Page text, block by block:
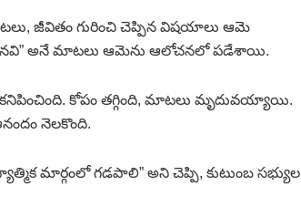
జీవితం గురించి చెప్పిన విషయాలు ఆమె
అనే మాటలు ఆమెను ఆలోచనలో పడేశాయి.
కోపం తగ్గింది, మాటలు మృదువయ్యాయి.
నెలకొంది.
మార్గంలో గడపాలి” అని చెప్పి, కుటుంబ సభ్యుల